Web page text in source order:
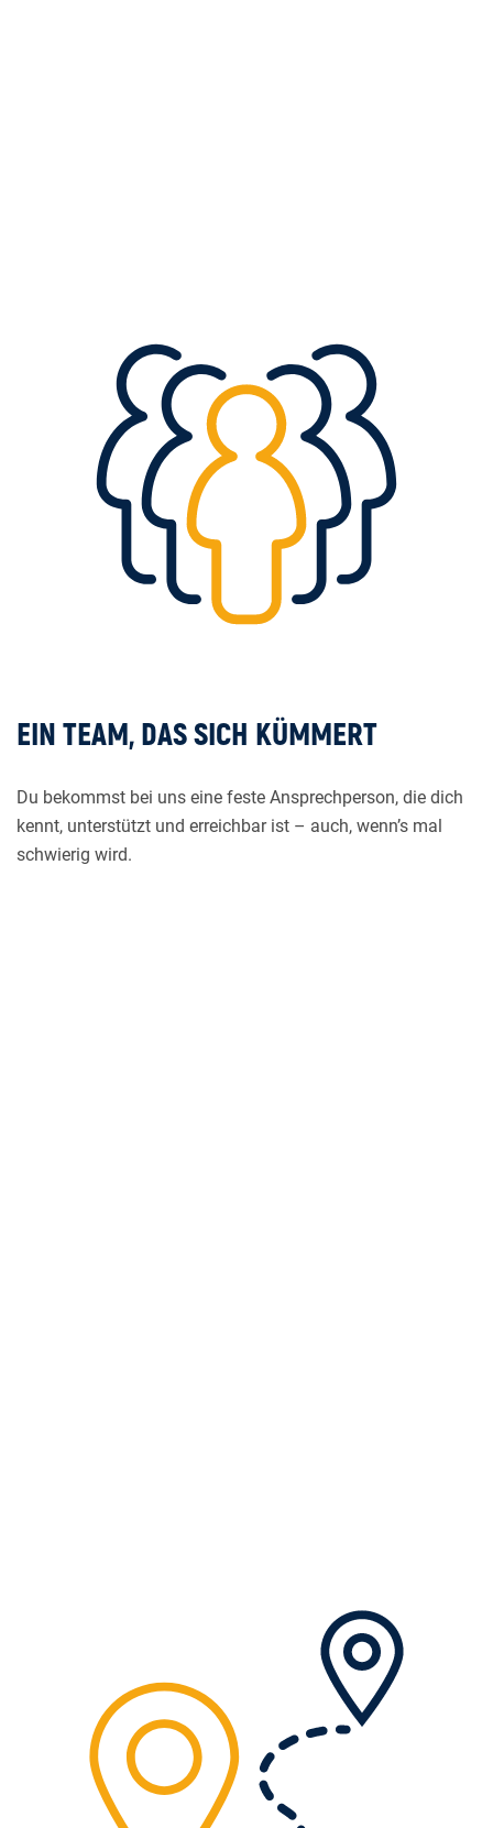
EIN TEAM, DAS SICH KÜMMERT
Du bekommst bei uns eine feste Ansprechperson, die dich
kennt, unterstützt und erreichbar ist – auch, wenn’s mal
schwierig wird.